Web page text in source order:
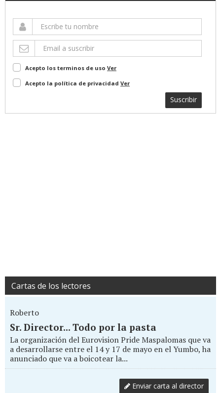
Acepto los terminos de uso Ver
Acepto la política de privacidad Ver
Suscribir
Cartas de los lectores
Roberto
Sr. Director... Todo por la pasta
La organización del Eurovision Pride Maspalomas que va
a desarrollarse entre el 14 y 17 de mayo en el Yumbo, ha
anunciado que va a boicotear la...
Enviar carta al director